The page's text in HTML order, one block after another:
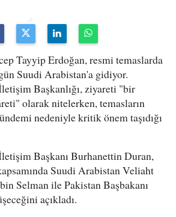
Tayyip Erdoğan, resmi temaslarda
Suudi Arabistan'a gidiyor.
Başkanlığı, ziyareti "bir
olarak nitelerken, temasların
nedeniyle kritik önem taşıdığı
Başkanı Burhanettin Duran,
Suudi Arabistan Veliaht
Selman ile Pakistan Başbakanı
açıkladı.